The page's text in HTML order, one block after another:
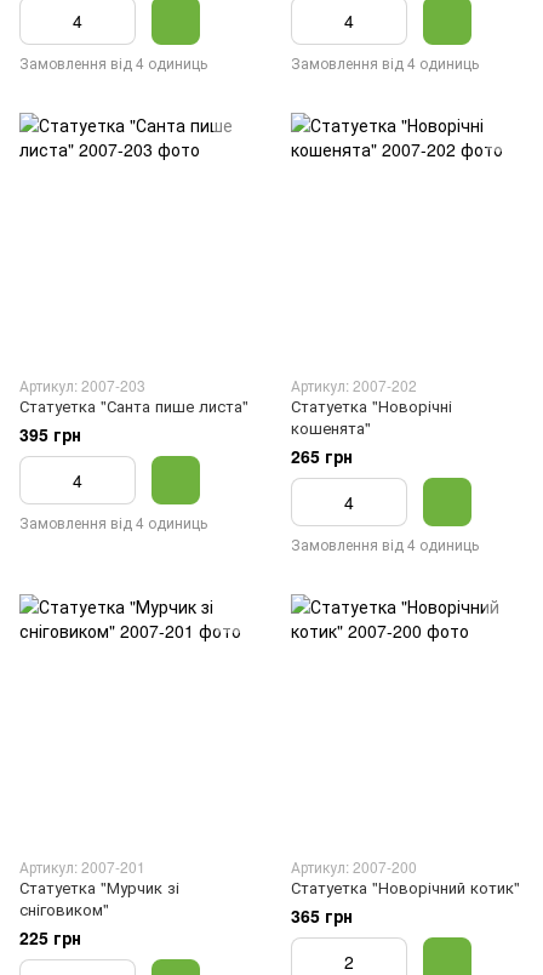
Замовлення від 4 одиниць Замовлення від 4 одиниць
Артикул: 2007-203
Статуетка "Санта пише листа"
395 грн
Замовлення від 4 одиниць
Артикул: 2007-202
Статуетка "Новорічні
кошенята"
265 грн
Замовлення від 4 одиниць
Артикул: 2007-201
Статуетка "Мурчик зі
сніговиком"
225 грн
Артикул: 2007-200
Статуетка "Новорічний котик"
365 грн